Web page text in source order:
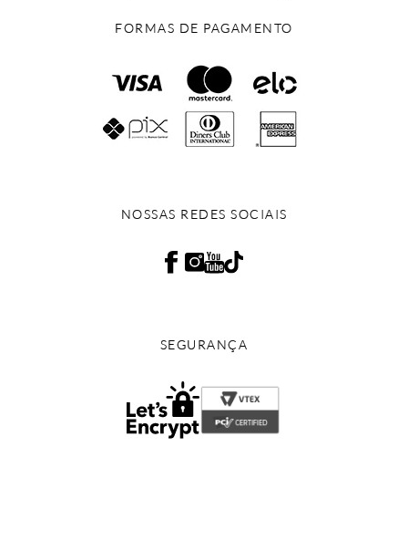
FORMAS DE PAGAMENTO
NOSSAS REDES SOCIAIS
SEGURANÇA